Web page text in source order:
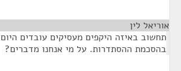
אוריאל לין
תחשוב באיזה היקפים מעסיקים עובדים היום
בהסכמת ההסתדרות. על מי אנחנו מדברים?